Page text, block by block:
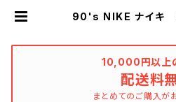
90's NIKE ナイキ
is
10,000円以上
配送料
まとめてのご購入が